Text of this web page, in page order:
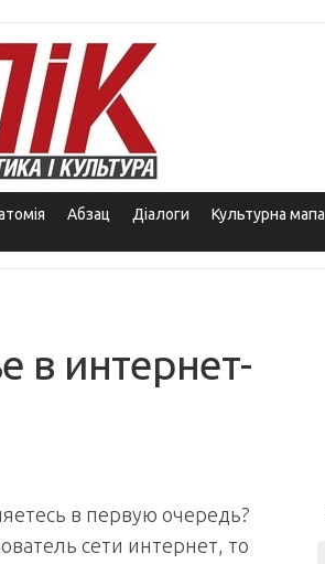
Абзац Діалоги Культурна мапа
в интернет-
в первую очередь?
сети интернет, то